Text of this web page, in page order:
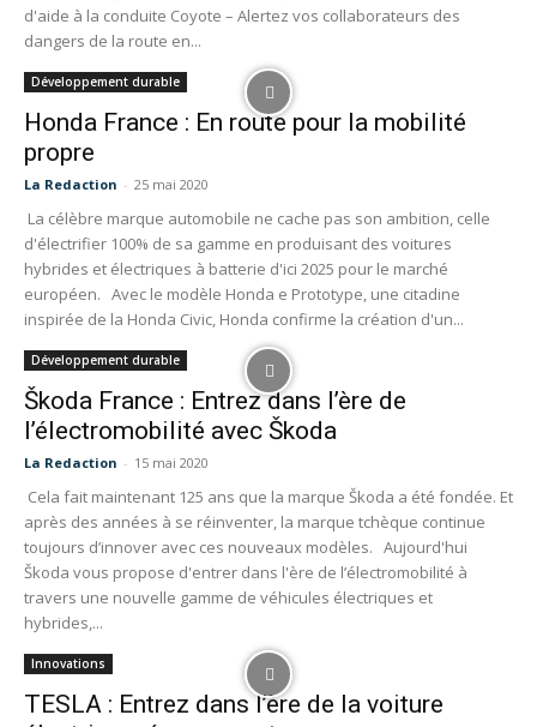
d'aide à la conduite Coyote – Alertez vos collaborateurs des
dangers de la route en...
Développement durable
Honda France : En route pour la mobilité
propre
La Redaction - 25 mai 2020
La célèbre marque automobile ne cache pas son ambition, celle
d'électrifier 100% de sa gamme en produisant des voitures
hybrides et électriques à batterie d'ici 2025 pour le marché
européen. Avec le modèle Honda e Prototype, une citadine
inspirée de la Honda Civic, Honda confirme la création d'un...
Développement durable
Škoda France : Entrez dans l’ère de
l’électromobilité avec Škoda
La Redaction - 15 mai 2020
Cela fait maintenant 125 ans que la marque Škoda a été fondée. Et
après des années à se réinventer, la marque tchèque continue
toujours d’innover avec ces nouveaux modèles. Aujourd'hui
Škoda vous propose d'entrer dans l'ère de l’électromobilité à
travers une nouvelle gamme de véhicules électriques et
hybrides,...
Innovations
TESLA : Entrez dans l’ère de la voiture